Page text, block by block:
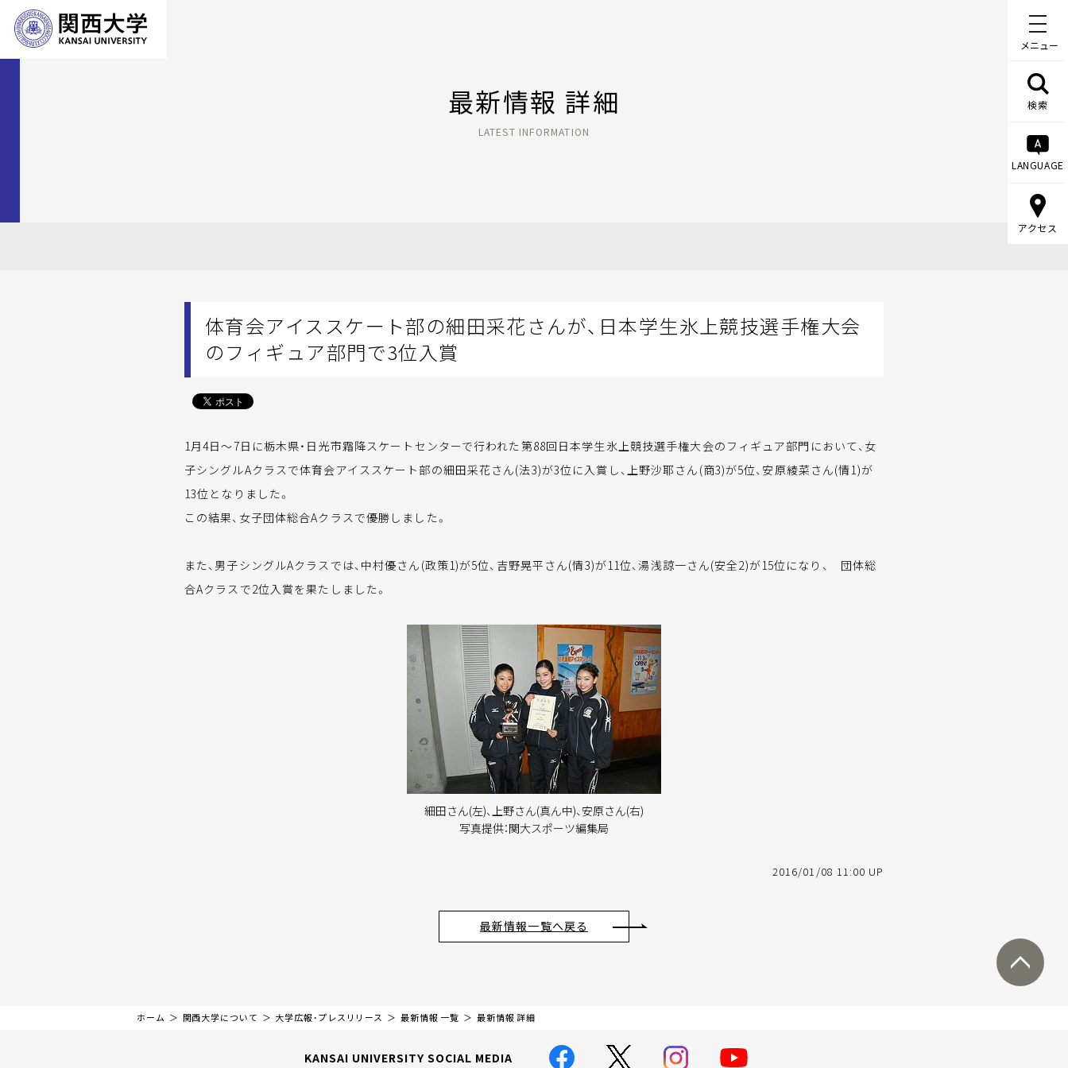
メニュー
検索
LANGUAGE
アクセス
最新情報 詳細
LATEST INFORMATION
体育会アイススケート部の細田采花さんが、日本学生氷上競技選手権大会
のフィギュア部門で3位入賞
1月4日～7日に栃木県・日光市霜降スケートセンターで行われた第88回日本学生氷上競技選手権大会のフィギュア部門において、女
子シングルAクラスで体育会アイススケート部の細田采花さん(法3)が3位に入賞し、上野沙耶さん(商3)が5位、安原綾菜さん(情1)が
13位となりました。
この結果、女子団体総合Aクラスで優勝しました。
また、男子シングルAクラスでは、中村優さん(政策1)が5位、吉野晃平さん(情3)が11位、湯浅諒一さん(安全2)が15位になり、 団体総
合Aクラスで2位入賞を果たしました。
細田さん(左)、上野さん(真ん中)、安原さん(右)
写真提供：関大スポーツ編集局
2016/01/08 11:00 UP
最新情報一覧へ戻る
ホーム 関西大学について 大学広報・プレスリリース 最新情報 一覧 最新情報 詳細
KANSAI UNIVERSITY SOCIAL MEDIA